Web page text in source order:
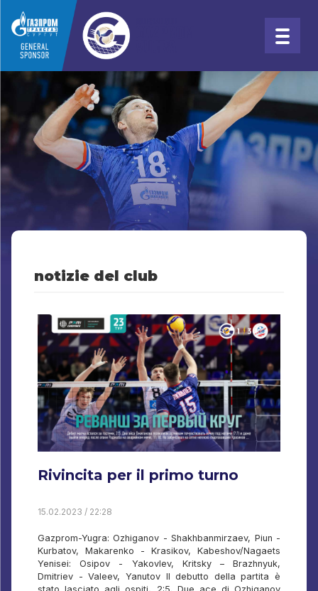
notizie del club
Rivincita per il primo turno
15.02.2023 / 22:28
Gazprom-Yugra: Ozhiganov - Shakhbanmirzaev, Piun -
Kurbatov, Makarenko - Krasikov, Kabeshov/Nagaets
Yenisei: Osipov - Yakovlev, Kritsky – Brazhnyuk,
Dmitriev - Valeev, Yanutov Il debutto della partita è